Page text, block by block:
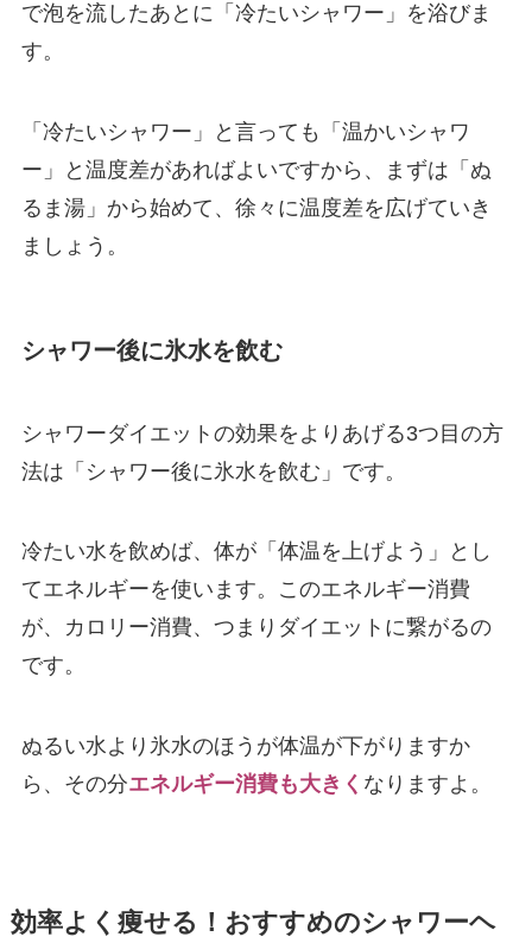
で泡を流したあとに「冷たいシャワー」を浴びま
す。
「冷たいシャワー」と言っても「温かいシャワ
ー」と温度差があればよいですから、まずは「ぬ
るま湯」から始めて、徐々に温度差を広げていき
ましょう。
シャワー後に氷水を飲む
シャワーダイエットの効果をよりあげる3つ目の方
法は「シャワー後に氷水を飲む」です。
冷たい水を飲めば、体が「体温を上げよう」とし
てエネルギーを使います。このエネルギー消費
が、カロリー消費、つまりダイエットに繋がるの
です。
ぬるい水より氷水のほうが体温が下がりますか
ら、その分エネルギー消費も大きく なりますよ。
効率よく痩せる！おすすめのシャワーヘ